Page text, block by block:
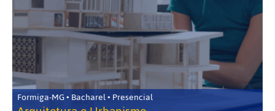
Formiga-MG • Bacharel • Presencial